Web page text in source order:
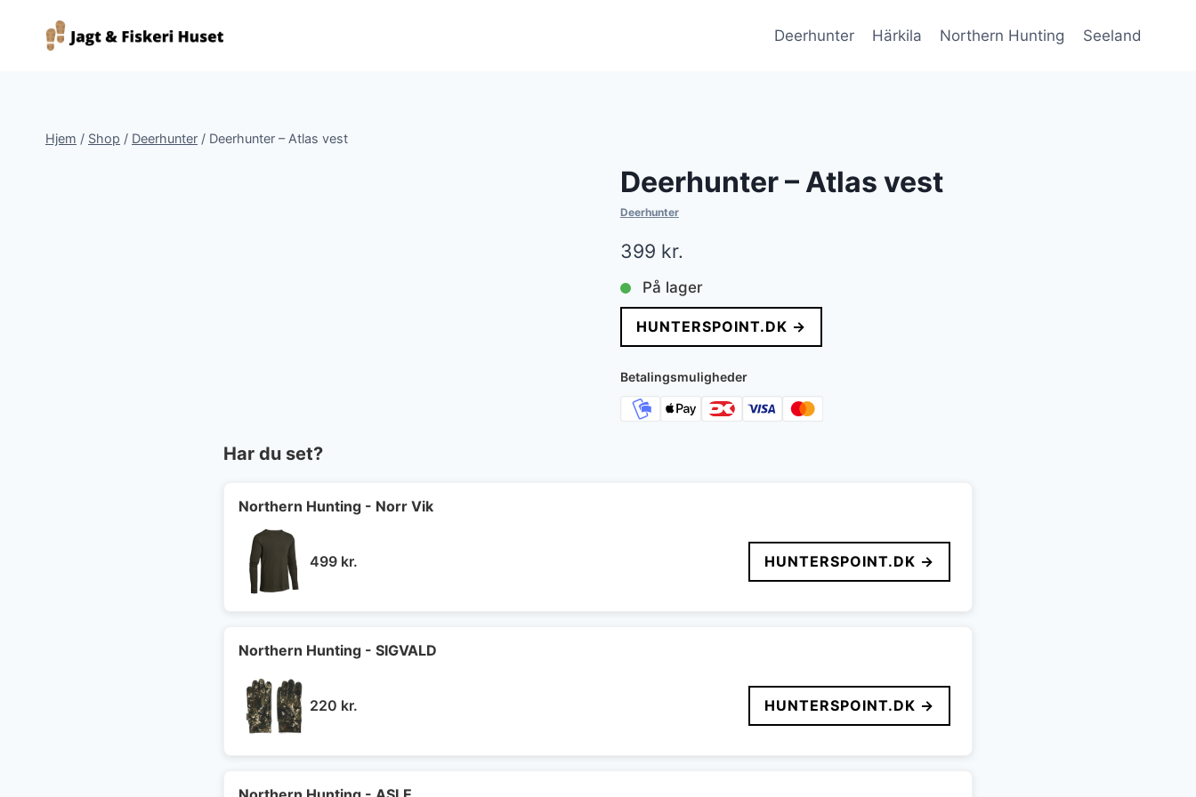
Deerhunter Härkila Northern Hunting Seeland
Hjem / Shop / Deerhunter / Deerhunter – Atlas vest
Deerhunter – Atlas vest
Deerhunter
399 kr.
På lager
HUNTERSPOINT.DK →
Betalingsmuligheder
Har du set?
Northern Hunting - Norr Vik
499 kr. HUNTERSPOINT.DK →
Northern Hunting - SIGVALD
220 kr. HUNTERSPOINT.DK →